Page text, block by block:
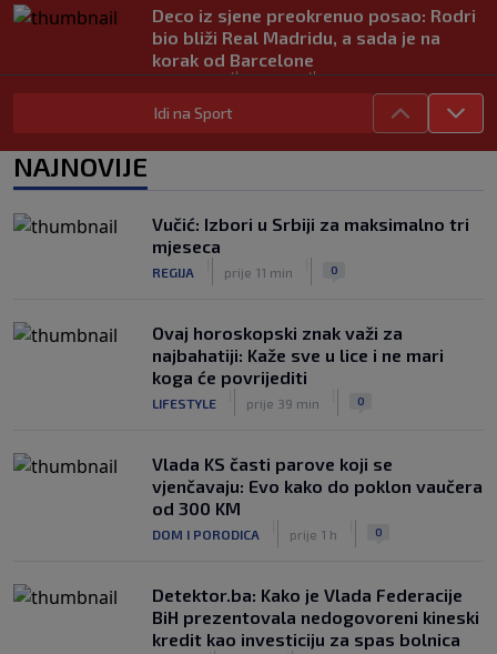
Deco iz sjene preokrenuo posao: Rodri
bio bliži Real Madridu, a sada je na
korak od Barcelone
| |
River Plate napravio veliki posao:
Gasol savjetovao Wembanyamu:
Najopasniji je u reketu, ali mora
dodatno ojačati
Idi na Sport
NAJNOVIJE
Vučić: Izbori u Srbiji za maksimalno tri
mjeseca
REGIJA prije 11 min 0
Ovaj horoskopski znak važi za
najbahatiji: Kaže sve u lice i ne mari
koga će povrijediti
LIFESTYLE prije 39 min 0
Vlada KS časti parove koji se
vjenčavaju: Evo kako do poklon vaučera
od 300 KM
DOM I PORODICA prije 1 h 0
Detektor.ba: Kako je Vlada Federacije
BiH prezentovala nedogovoreni kineski
kredit kao investiciju za spas bolnica